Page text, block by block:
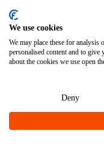
Ferrari
We use cookies
We may place these for
personalised content and to
about the cookies we use open
Deny